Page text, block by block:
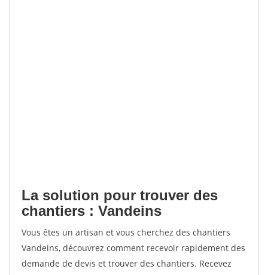
La solution pour trouver des
chantiers : Vandeins
Vous êtes un artisan et vous cherchez des chantiers
Vandeins, découvrez comment recevoir rapidement des
demande de devis et trouver des chantiers. Recevez